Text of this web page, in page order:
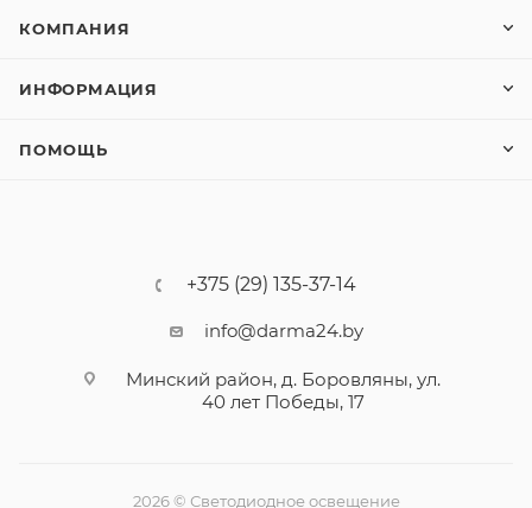
КОМПАНИЯ
ИНФОРМАЦИЯ
ПОМОЩЬ
+375 (29) 135-37-14
info@darma24.by
Минский район, д. Боровляны, ул.
40 лет Победы, 17
2026 © Светодиодное освещение